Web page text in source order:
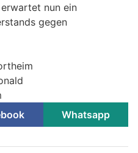
nun ein
gegen
Whatsapp